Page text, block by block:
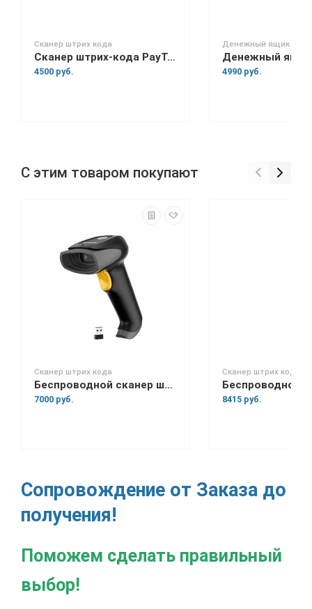
Сканер штрих кода
Сканер штрих-кода PayTor FL-1008
4500 руб.
Денежный ящик
4990 руб.
С этим товаром покупают
Сканер штрих кода
Беспроводной сканер штрих-кода Space Lite BT
7000 руб.
Сканер штрих кода
8415 руб.
Сопровождение от Заказа до
получения!
Поможем сделать правильный
выбор!